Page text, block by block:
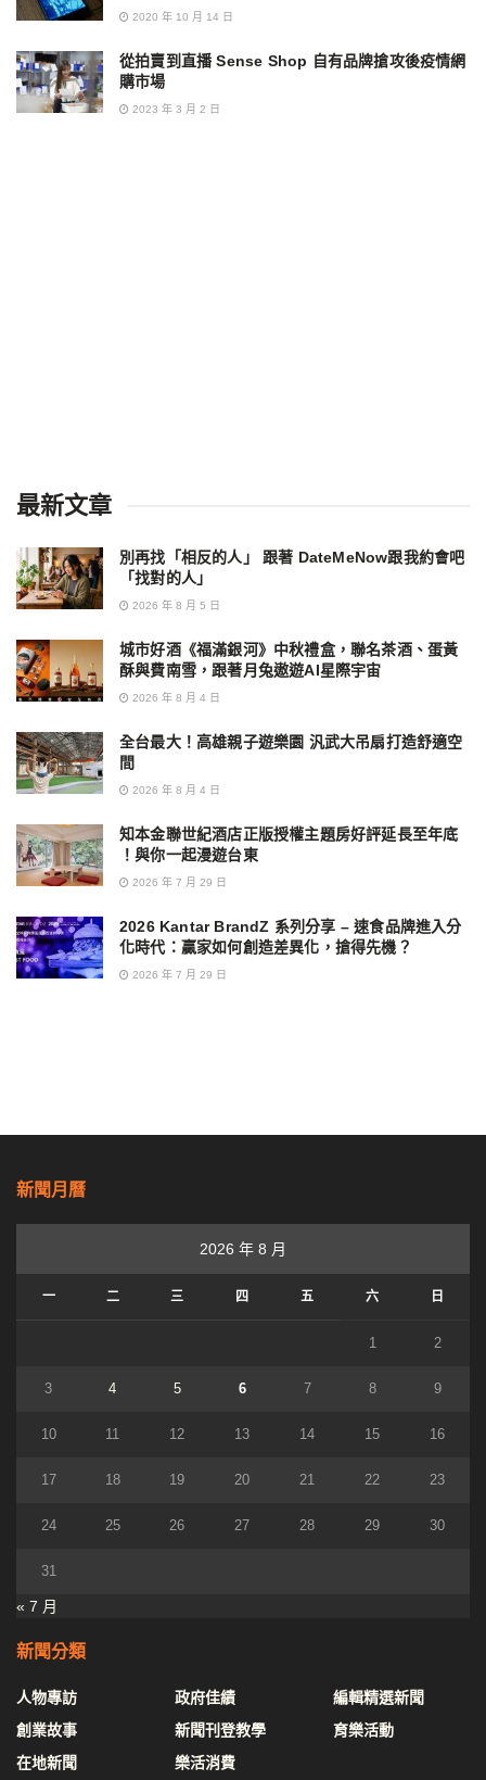
2020 年 10 月 14 日
從拍賣到直播 Sense Shop 自有品牌搶攻後疫情網
購市場
2023 年 3 月 2 日
最新文章
別再找「相反的人」 跟著 DateMeNow跟我約會吧
「找對的人」
2026 年 8 月 5 日
城市好酒《福滿銀河》中秋禮盒，聯名茶酒、蛋黃
酥與費南雪，跟著月兔遨遊AI星際宇宙
2026 年 8 月 4 日
全台最大！高雄親子遊樂園 汎武大吊扇打造舒適空
間
2026 年 8 月 4 日
知本金聯世紀酒店正版授權主題房好評延長至年底
！與你一起漫遊台東
2026 年 7 月 29 日
2026 Kantar BrandZ 系列分享 – 速食品牌進入分
化時代：贏家如何創造差異化，搶得先機？
2026 年 7 月 29 日
新聞月曆
2026 年 8 月
一 二 三 四 五 六 日
1 2
3 4 5 6 7 8 9
10 11 12 13 14 15 16
17 18 19 20 21 22 23
24 25 26 27 28 29 30
31
« 7 月
新聞分類
人物專訪
創業故事
在地新聞
政府佳績
新聞刊登教學
樂活消費
編輯精選新聞
育樂活動